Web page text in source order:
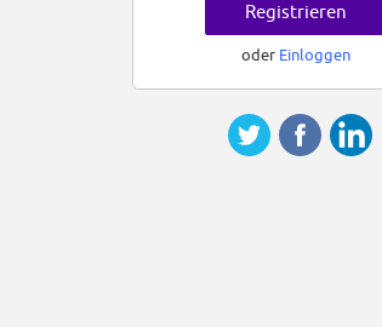
Registrieren
oder Einloggen